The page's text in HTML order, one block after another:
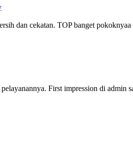
dan cekatan. TOP banget
First impression di admin